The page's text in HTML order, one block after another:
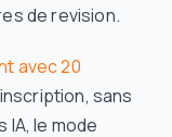
de revision.
avec 20
sans
le mode